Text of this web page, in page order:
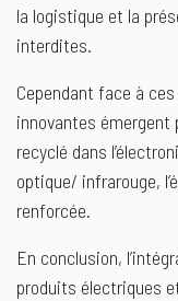
la logistique et la
interdites.
Cependant face à
innovantes émergent
recyclé dans
optique/ infrarouge,
renforcée.
En conclusion,
produits électriques